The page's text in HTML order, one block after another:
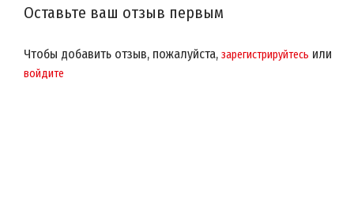
Оставьте ваш отзыв первым
Чтобы добавить отзыв, пожалуйста, зарегистрируйтесь или
войдите